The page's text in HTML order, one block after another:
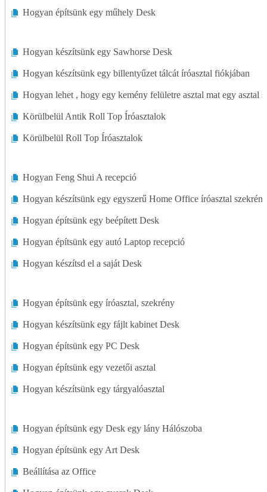
Hogyan építsünk egy műhely Desk
Hogyan készítsünk egy Sawhorse Desk
Hogyan készítsünk egy billentyűzet tálcát íróasztal fiókjában
Hogyan lehet , hogy egy kemény felületre asztal mat egy asztal
Körülbelül Antik Roll Top Íróasztalok
Körülbelül Roll Top Íróasztalok
Hogyan Feng Shui A recepció
Hogyan készítsünk egy egyszerű Home Office íróasztal
Hogyan építsünk egy beépített Desk
Hogyan építsünk egy autó Laptop recepció
Hogyan készítsd el a saját Desk
Hogyan építsünk egy íróasztal, szekrény
Hogyan készítsünk egy fájlt kabinet Desk
Hogyan építsünk egy PC Desk
Hogyan építsünk egy vezetői asztal
Hogyan készítsünk egy tárgyalóasztal
Hogyan építsünk egy Desk egy lány Hálószoba
Hogyan építsünk egy Art Desk
Beállítása az Office